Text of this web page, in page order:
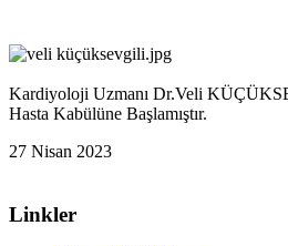
Kardiyoloji Uzmanı Dr.Veli
Hasta Kabülüne Başlamıştır.
27 Nisan 2023
Linkler